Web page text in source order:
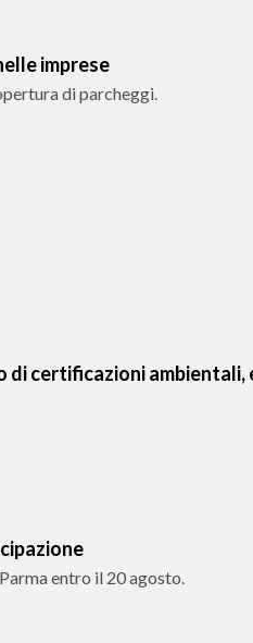
imprese
di parcheggi.
certificazioni ambientali,
entro il 20 agosto.